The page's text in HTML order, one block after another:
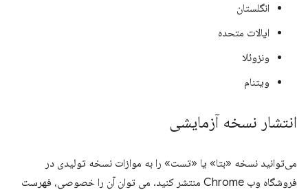
انگلستان
ایالات متحده
ونزوئلا
ویتنام
انتشار نسخه آزمایشی
می‌توانید نسخه «بتا» یا «تست» را به موازات نسخه تولیدی در
فروشگاه وب Chrome منتشر کنید. می توان آن را خصوصی، فهرست